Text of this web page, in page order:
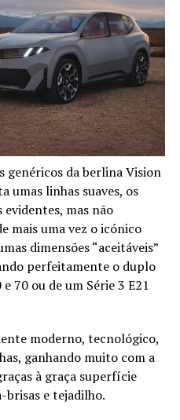
genéricos da berlina Vision
umas linhas suaves, os
evidentes, mas não
mais uma vez o icónico
dimensões “aceitáveis”
perfeitamente o duplo
70 ou de um Série 3 E21
moderno, tecnológico,
ganhando muito com a
à graça superfície
e tejadilho.